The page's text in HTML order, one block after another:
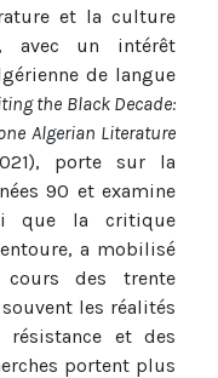
et la culture
avec un intérêt
de langue
the Black Decade:
Algerian Literature
porte sur la
90 et examine
que la critique
a mobilisé
des trente
les réalités
et des
portent plus